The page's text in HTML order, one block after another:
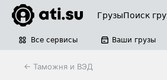
ГрузыПоиск
Все сервисы Ваши грузы
← Таможня и ВЭД